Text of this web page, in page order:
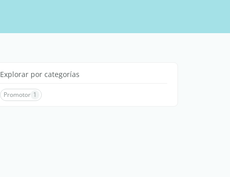
Explorar por categorías
Promotor 1